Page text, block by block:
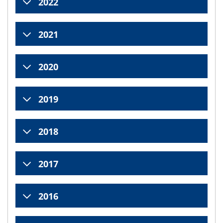
2021
2020
2019
2018
2017
2016